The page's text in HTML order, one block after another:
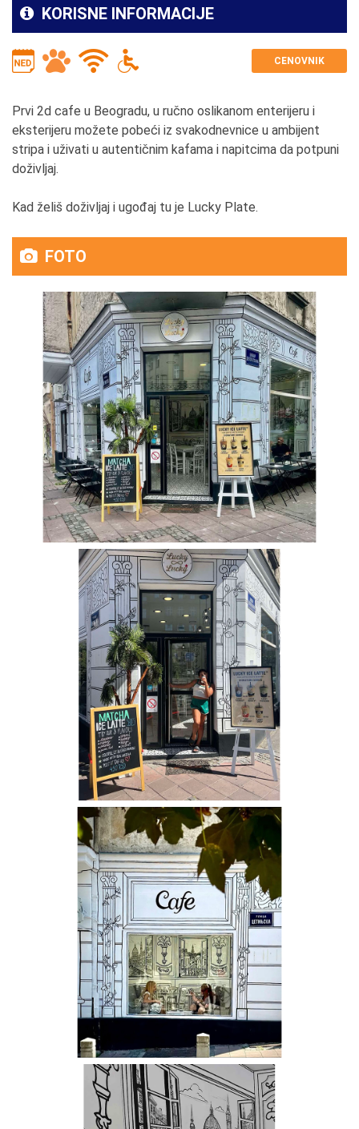
KORISNE INFORMACIJE
CENOVNIK
Prvi 2d cafe u Beogradu, u ručno oslikanom enterijeru i
eksterijeru možete pobeći iz svakodnevnice u ambijent
stripa i uživati u autentičnim kafama i napitcima da potpuni
doživljaj.
Kad želiš doživljaj i ugođaj tu je Lucky Plate.
FOTO